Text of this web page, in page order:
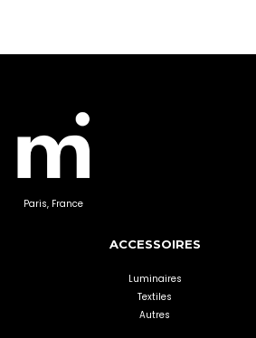
Paris, France
ACCESSOIRES
Luminaires
Textiles
Autres